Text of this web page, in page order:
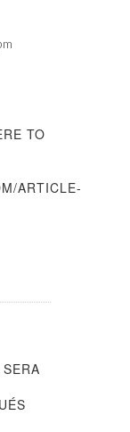
TO
ARTICLE-